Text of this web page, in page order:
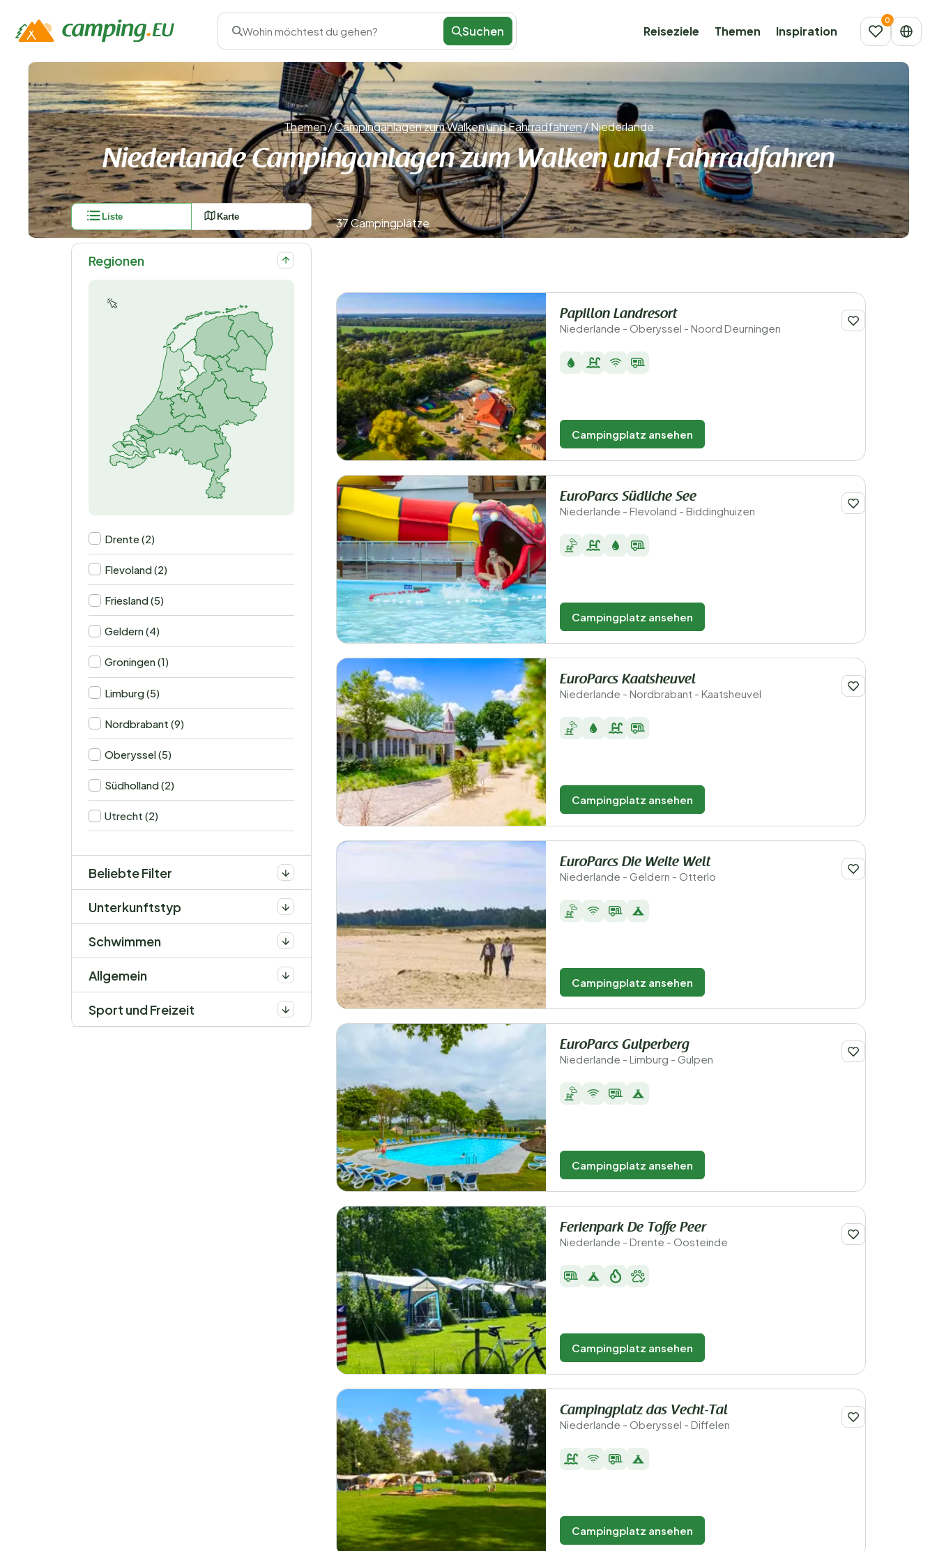
Wohin möchtest du gehen? Suchen Reiseziele Themen Inspiration
Themen/Campinganlagen zum Walken und Fahrradfahren/Niederlande
Niederlande Campinganlagen zum Walken und Fahrradfahren
Liste Karte
Regionen
Drente (2)
Flevoland (2)
Friesland (5)
Geldern (4)
Groningen (1)
Limburg (5)
Nordbrabant (9)
Oberyssel (5)
Südholland (2)
Utrecht (2)
Beliebte Filter
Unterkunftstyp
Schwimmen
Allgemein
Sport und Freizeit
37 Campingplätze
Papillon Landresort
Niederlande - Oberyssel - Noord Deurningen
Campingplatz ansehen
EuroParcs Südliche See
Niederlande - Flevoland - Biddinghuizen
Campingplatz ansehen
EuroParcs Kaatsheuvel
Niederlande - Nordbrabant - Kaatsheuvel
Campingplatz ansehen
EuroParcs Die Weite Welt
Niederlande - Geldern - Otterlo
Campingplatz ansehen
EuroParcs Gulperberg
Niederlande - Limburg - Gulpen
Campingplatz ansehen
Ferienpark De Toffe Peer
Niederlande - Drente - Oosteinde
Campingplatz ansehen
Campingplatz das Vecht-Tal
Niederlande - Oberyssel - Diffelen
Campingplatz ansehen